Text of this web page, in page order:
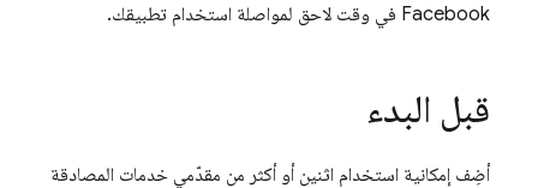
Facebook في وقت لاحق لمواصلة استخدام تطبيقك.
قبل البدء
أضِف إمكانية استخدام اثنين أو أكثر من مقدّمي خدمات المصادقة